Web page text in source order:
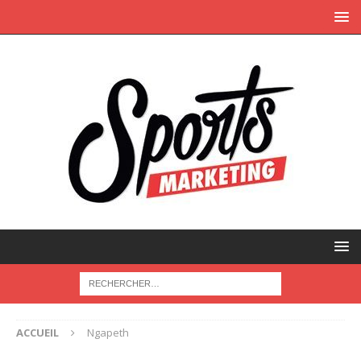
ACCUEIL Ngapeth